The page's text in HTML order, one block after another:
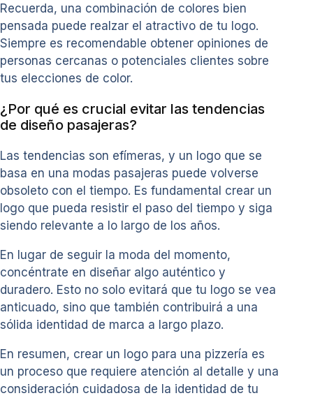
Recuerda, una combinación de colores bien
pensada puede realzar el atractivo de tu logo.
Siempre es recomendable obtener opiniones de
personas cercanas o potenciales clientes sobre
tus elecciones de color.
¿Por qué es crucial evitar las tendencias
de diseño pasajeras?
Las tendencias son efímeras, y un logo que se
basa en una modas pasajeras puede volverse
obsoleto con el tiempo. Es fundamental crear un
logo que pueda resistir el paso del tiempo y siga
siendo relevante a lo largo de los años.
En lugar de seguir la moda del momento,
concéntrate en diseñar algo auténtico y
duradero. Esto no solo evitará que tu logo se vea
anticuado, sino que también contribuirá a una
sólida identidad de marca a largo plazo.
En resumen, crear un logo para una pizzería es
un proceso que requiere atención al detalle y una
consideración cuidadosa de la identidad de tu